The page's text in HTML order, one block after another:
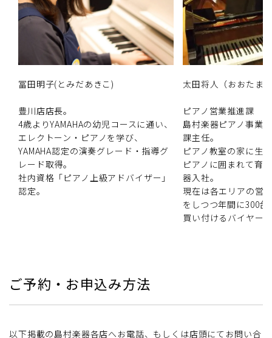
冨田明子(とみだあきこ)
豊川店店長。
4歳よりYAMAHAの幼児コースに通い、
エレクトーン・ピアノを学び、
YAMAHA認定の演奏グレード・指導グ
レード取得。
社内資格「ピアノ上級アドバイザー」
認定。
太田将人（おおたま
ピアノ営業推進課
島村楽器ピアノ事業
課主任。
ピアノ教室の家に生
ピアノに囲まれて育
器入社。
現在は各エリアの営
をしつつ年間に300
買い付けるバイヤー
ご予約・お申込み方法
以下掲載の島村楽器各店へお電話、もしくは店頭にてお問い合